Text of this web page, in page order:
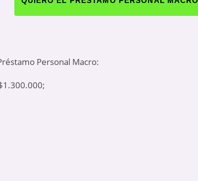
Personal Macro: